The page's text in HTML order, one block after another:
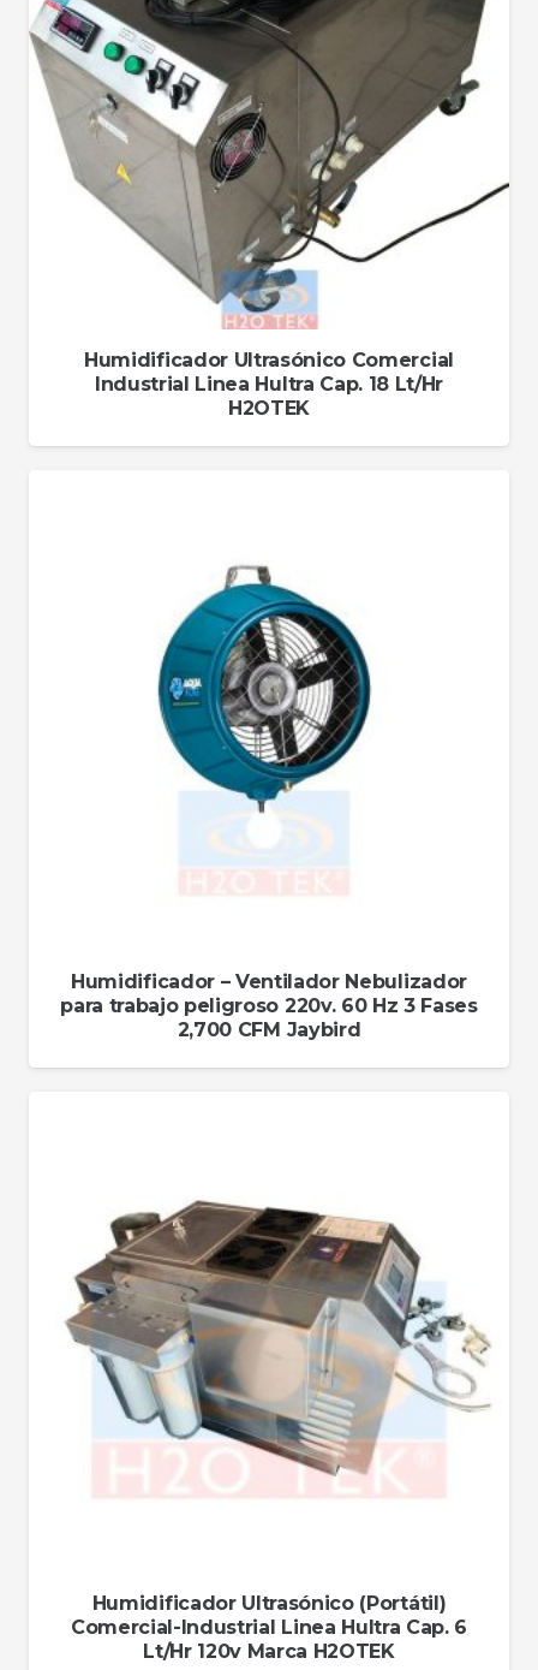
Humidificador Ultrasónico Comercial
Industrial Linea Hultra Cap. 18 Lt/Hr
H2OTEK
Humidificador – Ventilador Nebulizador
para trabajo peligroso 220v. 60 Hz 3 Fases
2,700 CFM Jaybird
Humidificador Ultrasónico (Portátil)
Comercial-Industrial Linea Hultra Cap. 6
Lt/Hr 120v Marca H2OTEK